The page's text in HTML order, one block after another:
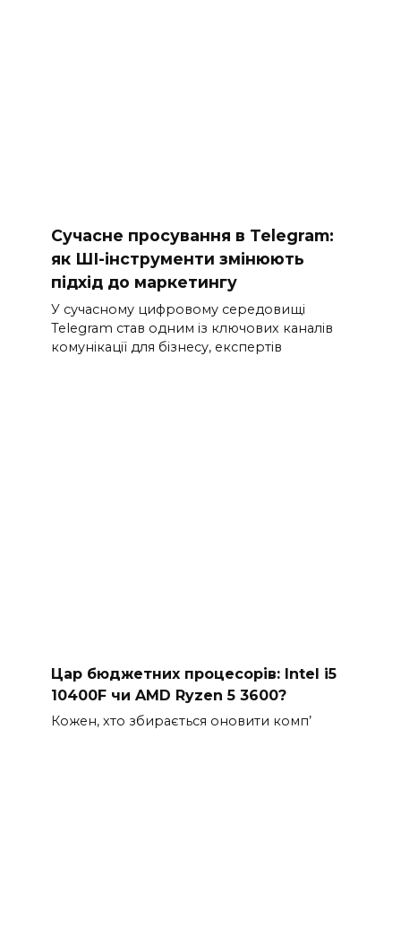
Сучасне просування в Telegram:
як ШІ-інструменти змінюють
підхід до маркетингу
У сучасному цифровому середовищі
Telegram став одним із ключових каналів
комунікації для бізнесу, експертів
Цар бюджетних процесорів: Intel i5
10400F чи AMD Ryzen 5 3600?
Кожен, хто збирається оновити комп’